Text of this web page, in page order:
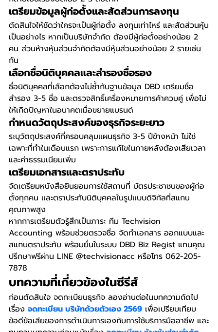
เตรียมข้อมูลผู้ก่อตั้งและสัดส่วนการลงทุน
ตัดสินใจให้ชัดว่าใครจะเป็นผู้ก่อตั้ง ลงทุนเท่าไหร่ และสัดส่วนหุ้น
เป็นอย่างไร หากเป็นบริษัทจำกัด ต้องมีผู้ก่อตั้งอย่างน้อย 2
คน ส่วนห้างหุ้นส่วนจำกัดต้องมีหุ้นส่วนอย่างน้อย 2 รายเช่น
กัน
เลือกชื่อนิติบุคคลและสำรองชื่อรอง
ชื่อนิติบุคคลที่เลือกต้องไม่ซ้ำกับฐานข้อมูล DBD เตรียมชื่อ
สำรอง 3-5 ชื่อ และตรวจสิทธิ์เครื่องหมายการค้าควบคู่ เพื่อไม่
ให้เกิดปัญหาในอนาคตเมื่อขยายแบรนด์
กำหนดวัตถุประสงค์ของธุรกิจระยะยาว
ระบุวัตถุประสงค์ที่ครอบคลุมแผนธุรกิจ 3-5 ปีข้างหน้า ไม่ใช่
เฉพาะที่ทำในเดือนแรก เพราะการแก้ไขในภายหลังต้องเสียเวลา
และค่าธรรมเนียมเพิ่ม
เตรียมเอกสารและตราประทับ
จัดเตรียมหนังสือยินยอมการใช้สถานที่ บัตรประชาชนของผู้ก่อ
ตั้งทุกคน และตราประทับนิติบุคคลในรูปแบบดิจิทัลที่สแกน
คุณภาพสูง
หากการเตรียมตัวรู้สึกเป็นภาระ ทีม Techvision
Accounting พร้อมช่วยตรวจชื่อ จัดทำเอกสาร ออกแบบและ
สแกนตราประทับ พร้อมยื่นในระบบ DBD Biz Regist แทนคุณ
ปรึกษาฟรีผ่าน LINE @techvisionacc หรือโทร 062-205-
7878
บทความที่เกี่ยวข้องในซีรีส์
ก่อนตัดสินใจ จดทะเบียนธุรกิจ ลองอ่านต่อในบทความถัดไป
เรื่อง จดทะเบียน บริษัทด้วยตัวเอง 2569 เพื่อเปรียบเทียบ
ข้อดีข้อเสียของการดำเนินการเองกับการใช้บริการมืออาชีพ และ